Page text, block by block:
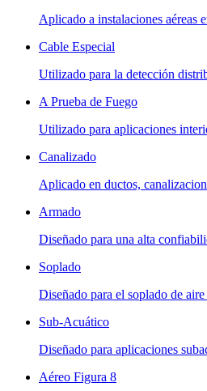
Aplicado a instalaciones aéreas
Cable Especial
Utilizado para la detección
A Prueba de Fuego
Utilizado para aplicaciones
Canalizado
Aplicado en ductos,
Armado
Diseñado para una alta
Soplado
Diseñado para el soplado de
Sub-Acuático
Diseñado para aplicaciones
Aéreo Figura 8